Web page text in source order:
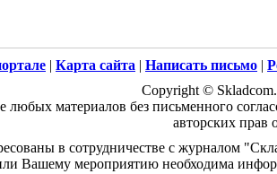
| Карта сайта | Написать письмо |
Copyright ©
любых материалов без письменного
авторских прав
в сотрудничестве с журналом
Вашему мероприятию необходима